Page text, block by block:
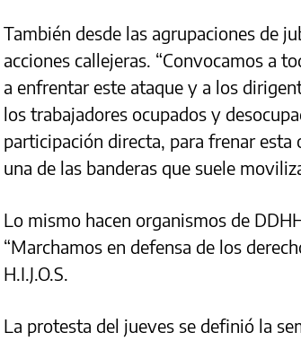
También desde las agrupaciones de
acciones callejeras. “Convocamos a
a enfrentar este ataque y a los
los trabajadores ocupados y
participación directa, para frenar esta
una de las banderas que suele
Lo mismo hacen organismos de
“Marchamos en defensa de los
H.I.J.O.S.
La protesta del jueves se definió la